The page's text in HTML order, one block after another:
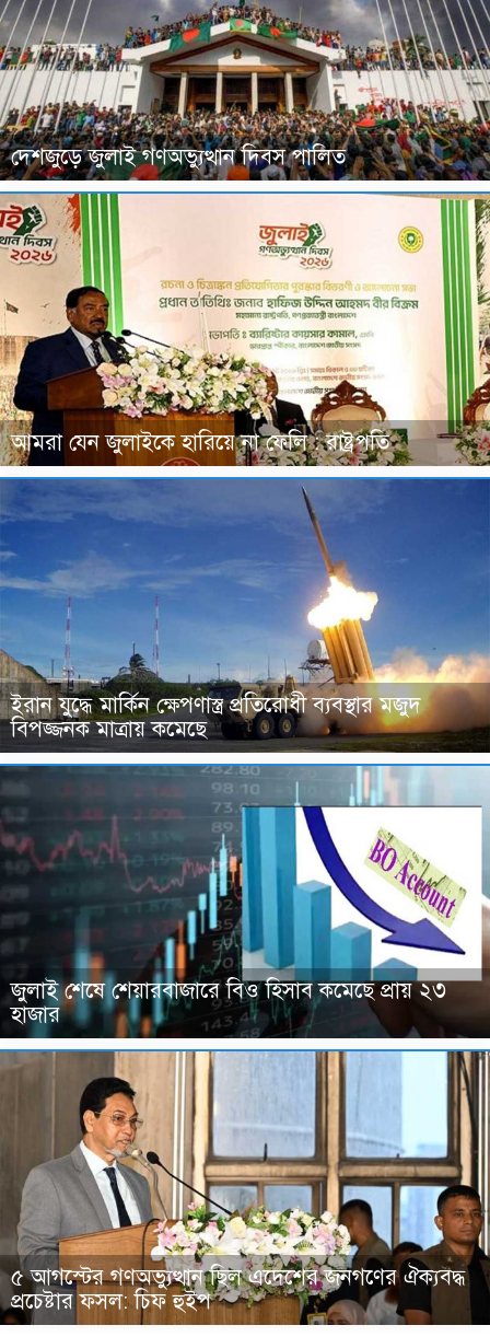
দেশজুড়ে জুলাই গণঅভ্যুত্থান দিবস পালিত
আমরা যেন জুলাইকে হারিয়ে না ফেলি : রাষ্ট্রপতি
ইরান যুদ্ধে মার্কিন ক্ষেপণাস্ত্র প্রতিরোধী ব্যবস্থার মজুদ
বিপজ্জনক মাত্রায় কমেছে
জুলাই শেষে শেয়ারবাজারে বিও হিসাব কমেছে প্রায় ২৩
হাজার
৫ আগস্টের গণঅভ্যুত্থান ছিল এদেশের জনগণের ঐক্যবদ্ধ
প্রচেষ্টার ফসল: চিফ হুইপ